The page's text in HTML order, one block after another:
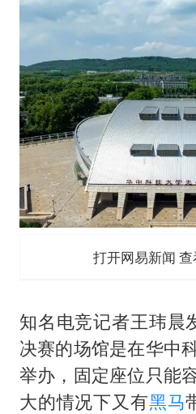
打开网易新闻
知名电竞记者王玮晨
决赛的场馆是在华中
举办，固定座位只能
大的情况下又有黑马